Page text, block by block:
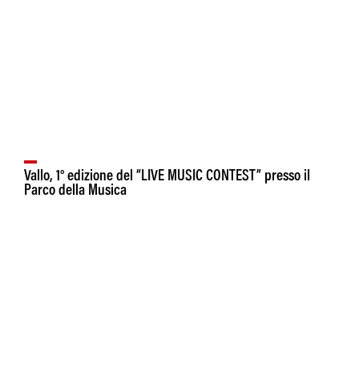
Vallo, 1° edizione del “LIVE MUSIC CONTEST” presso il
Parco della Musica